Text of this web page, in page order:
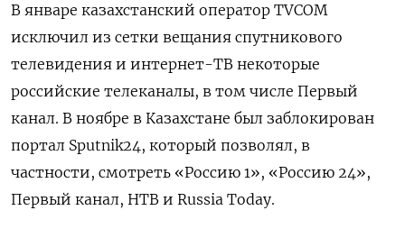
В январе казахстанский оператор TVCOM
исключил из сетки вещания спутникового
телевидения и интернет-ТВ некоторые
российские телеканалы, в том числе Первый
канал. В ноябре в Казахстане был заблокирован
портал Sputnik24, который позволял, в
частности, смотреть «Россию 1», «Россию 24»,
Первый канал, НТВ и Russia Today.